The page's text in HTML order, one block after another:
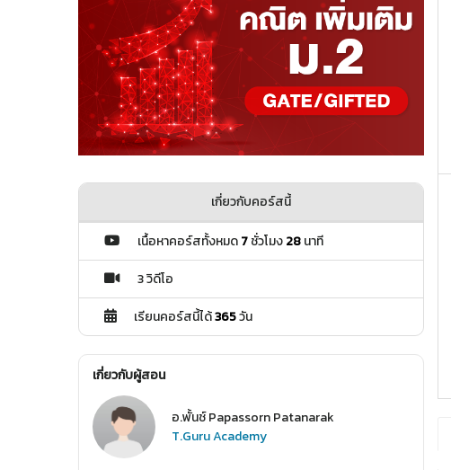
เกี่ยวกับคอร์สนี้
เนื้อหาคอร์สทั้งหมด7ชั่วโมง28นาที
3 วิดีโอ
เรียนคอร์สนี้ได้365วัน
เกี่ยวกับผู้สอน
อ.พั้นช์ Papassorn Patanarak
T.Guru Academy